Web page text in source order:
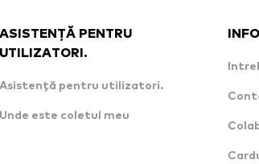
ASISTENȚĂ PENTRU
UTILIZATORI.
Asistență pentru utilizatori.
Unde este coletul meu